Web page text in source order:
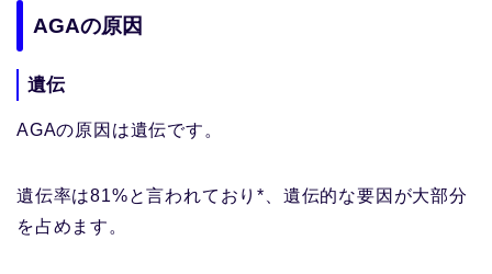
AGAの原因
遺伝
AGAの原因は遺伝です。
遺伝率は81%と言われており*、遺伝的な要因が大部分
を占めます。